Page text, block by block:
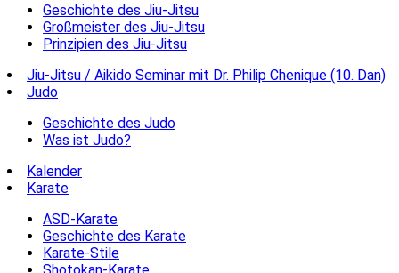
Geschichte des Jiu-Jitsu
Großmeister des Jiu-Jitsu
Prinzipien des Jiu-Jitsu
Jiu-Jitsu / Aikido Seminar mit Dr. Philip Chenique (10. Dan)
Judo
Geschichte des Judo
Was ist Judo?
Kalender
Karate
ASD-Karate
Geschichte des Karate
Karate-Stile
Shotokan-Karate